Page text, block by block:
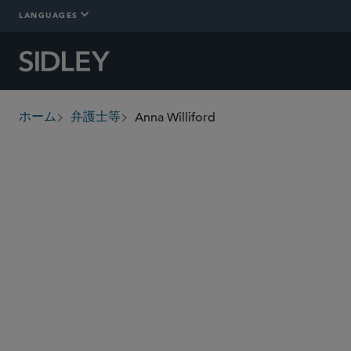
LANGUAGES
breadcrumbs
ホーム 弁護士等 Anna Williford